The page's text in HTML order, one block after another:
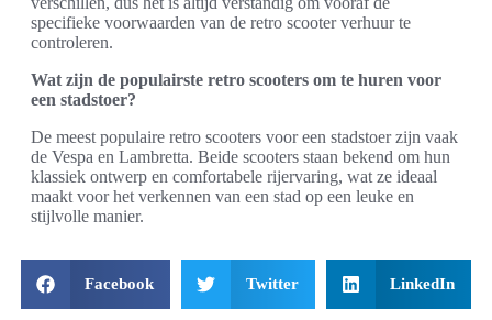
specifieke voorwaarden van de retro scooter verhuur te
controleren.
Wat zijn de populairste retro scooters om te huren voor
een stadstoer?
De meest populaire retro scooters voor een stadstoer zijn vaak
de Vespa en Lambretta. Beide scooters staan bekend om hun
klassiek ontwerp en comfortabele rijervaring, wat ze ideaal
maakt voor het verkennen van een stad op een leuke en
stijlvolle manier.
Facebook Twitter LinkedIn